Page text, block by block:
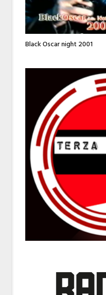
Black Oscar night 2001